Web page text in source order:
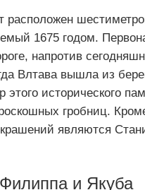
расположен
1675 годом.
напротив
Влтава вышла из
этого исторического
гробниц.
являются
и Якуба